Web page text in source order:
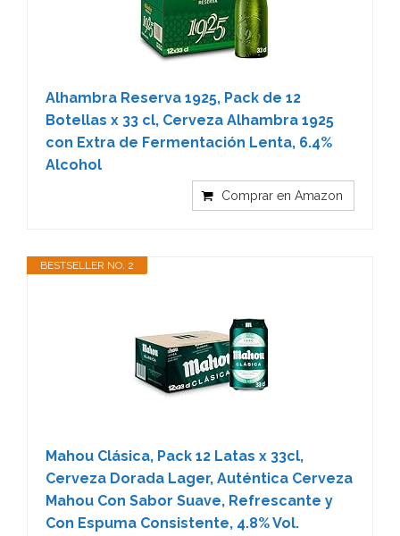
Alhambra Reserva 1925, Pack de 12
Botellas x 33 cl, Cerveza Alhambra 1925
con Extra de Fermentación Lenta, 6.4%
Alcohol
Comprar en Amazon
BESTSELLER NO. 2
Mahou Clásica, Pack 12 Latas x 33cl,
Cerveza Dorada Lager, Auténtica Cerveza
Mahou Con Sabor Suave, Refrescante y
Con Espuma Consistente, 4.8% Vol.